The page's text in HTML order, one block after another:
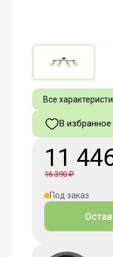
Все
В избранное
11
16 390 ₽
Под заказ